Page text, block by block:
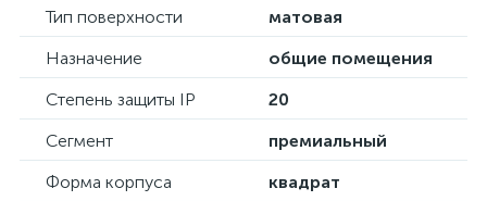
Тип поверхности
матовая
Назначение
общие помещения
Степень защиты IP
20
Сегмент
премиальный
Форма корпуса
квадрат